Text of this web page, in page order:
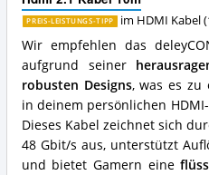
PREIS-LEISTUNGS-TIPP im HDMI Kabel
Wir empfehlen das
aufgrund seiner
robusten Designs, was es zu
in deinem persönlichen
Dieses Kabel zeichnet sich
48 Gbit/s aus, unterstützt
und bietet Gamern eine
10m
Vorteile:
Was
spricht
für
dieses
HDMI
Kabel
(10
Meter)?